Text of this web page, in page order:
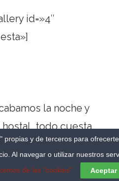
id=»4″
la noche y
todo cuesta
Pedro!!!), y me
será mi discurso
propias y de terceros para
Al navegar o utilizar nuestros
de las "cookies" Aceptar